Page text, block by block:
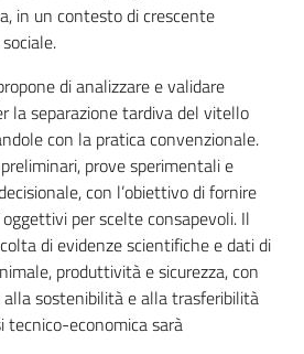
in un contesto di crescente
di analizzare e validare
la separazione tardiva del vitello
con la pratica convenzionale.
prove sperimentali e
con l’obiettivo di fornire
per scelte consapevoli. Il
di evidenze scientifiche e dati di
produttività e sicurezza, con
sostenibilità e alla trasferibilità
tecnico-economica sarà